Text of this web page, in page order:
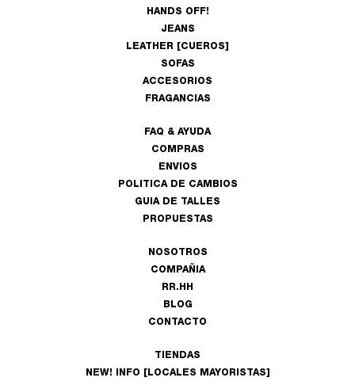
HANDS OFF!
JEANS
LEATHER [CUEROS]
SOFAS
ACCESORIOS
FRAGANCIAS
FAQ & AYUDA
COMPRAS
ENVIOS
POLITICA DE CAMBIOS
GUIA DE TALLES
PROPUESTAS
NOSOTROS
COMPAÑIA
RR.HH
BLOG
CONTACTO
TIENDAS
NEW! INFO [LOCALES MAYORISTAS]